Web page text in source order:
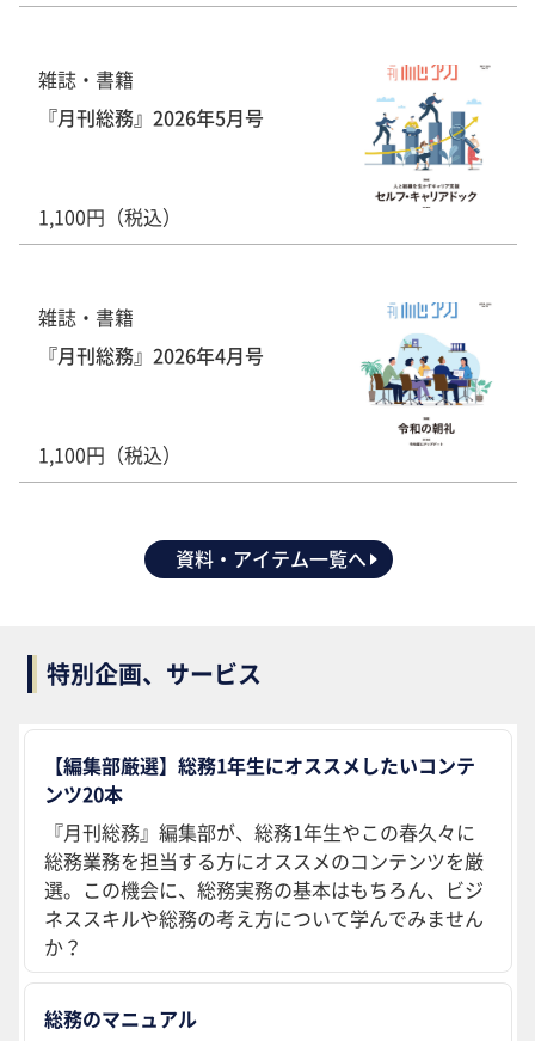
雑誌・書籍
『月刊総務』2026年5月号
1,100円（税込）
雑誌・書籍
『月刊総務』2026年4月号
1,100円（税込）
資料・アイテム一覧へ
特別企画、サービス
【編集部厳選】総務1年生にオススメしたいコンテ
ンツ20本
『月刊総務』編集部が、総務1年生やこの春久々に
総務業務を担当する方にオススメのコンテンツを厳
選。この機会に、総務実務の基本はもちろん、ビジ
ネススキルや総務の考え方について学んでみません
か？
総務のマニュアル